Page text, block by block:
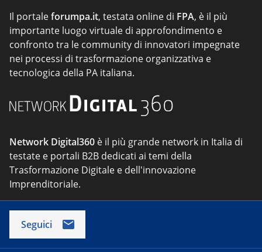
Il portaleforumpa.it, testata online di FPA, è il più
importante luogo virtuale di approfondimento e
confronto tra le community di innovatori impegnate
nei processi di trasformazione organizzativa e
tecnologica della PA italiana.
Network Digital360 è il più grande network in Italia di
testate e portali B2B dedicati ai temi della
Trasformazione Digitale e dell'innovazione
Imprenditoriale.
Seguici